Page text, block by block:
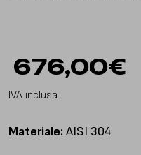
€
676,00
IVA inclusa
Materiale: AISI 304